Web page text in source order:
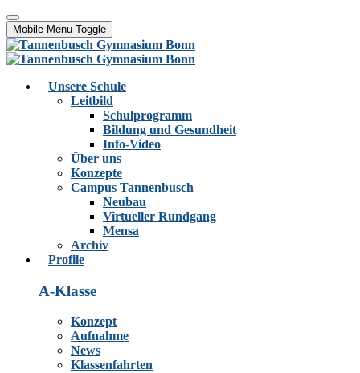
Mobile Menu Toggle
Unsere Schule
Leitbild
Schulprogramm
Bildung und Gesundheit
Info-Video
Über uns
Konzepte
Campus Tannenbusch
Neubau
Virtueller Rundgang
Mensa
Archiv
Profile
A-Klasse
Konzept
Aufnahme
News
Klassenfahrten